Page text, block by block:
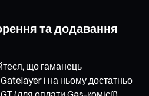
та додавання
що гаманець
і на ньому достатньо